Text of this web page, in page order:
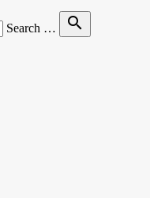
Search … search